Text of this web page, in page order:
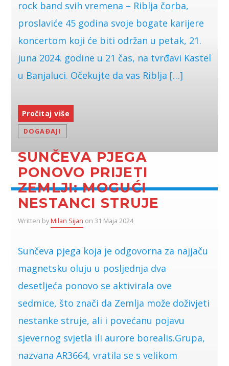
rock band svih vremena – Riblja čorba,
proslaviće 45 godina svoje bogate karijere
koncertom koji će biti održan u petak, 21.
juna 2024. godine u 21 čas, na tvrđavi Kastel
u Banjaluci. Očekujte da vas Riblja […]
Pročitaj više
DOGAĐAJI
SUNČEVA PJEGA
PONOVO PRIJETI
ZEMLJI: MOGUĆI
NESTANCI STRUJE
Written byMilan Sijan on 31 Maja 2024
Sunčeva pjega koja je odgovorna za najjaču
magnetsku oluju u posljednja dva
desetljeća ponovo se aktivirala ove
sedmice, što znači da Zemlja može doživjeti
nestanke struje, ali i povećanu pojavu
sjevernog svjetla ili aurore borealis.Grupa,
nazvana AR3664, vratila se s velikom